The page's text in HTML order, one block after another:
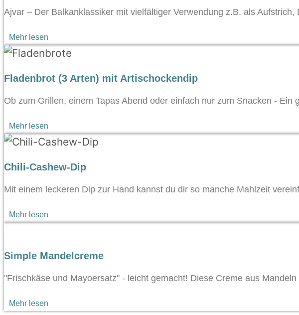
Ajvar – Der Balkanklassiker mit vielfältiger Verwendung z.B. als
Mehr lesen
Fladenbrot (3 Arten) mit Artischockendip
Ob zum Grillen, einem Tapas Abend oder einfach nur zum Snacken - Ein
Mehr lesen
Chili-Cashew-Dip
Mit einem leckeren Dip zur Hand kannst du dir so manche Mahlzeit
Mehr lesen
Simple Mandelcreme
"Frischkäse und Mayoersatz" - leicht gemacht! Diese Creme aus
Mehr lesen